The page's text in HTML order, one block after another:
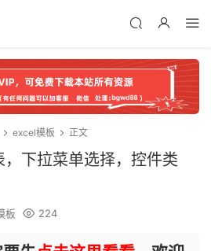
excel模板 正文
下拉菜单选择，控件类
板 224